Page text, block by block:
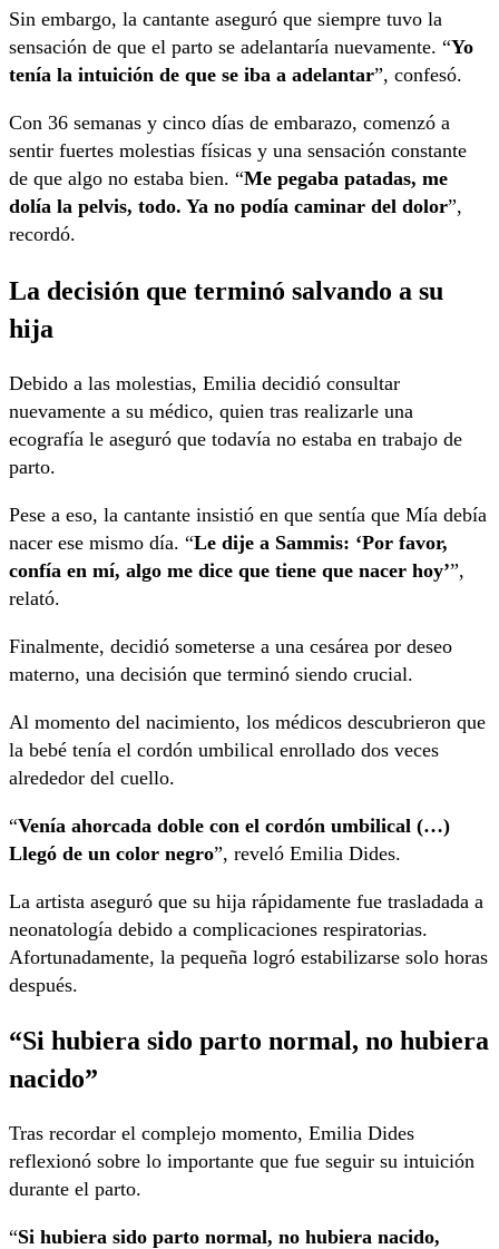
Sin embargo, la cantante aseguró que siempre tuvo la
sensación de que el parto se adelantaría nuevamente. “Yo
tenía la intuición de que se iba a adelantar”, confesó.
Con 36 semanas y cinco días de embarazo, comenzó a
sentir fuertes molestias físicas y una sensación constante
de que algo no estaba bien. “Me pegaba patadas, me
dolía la pelvis, todo. Ya no podía caminar del dolor”,
recordó.
La decisión que terminó salvando a su
hija
Debido a las molestias, Emilia decidió consultar
nuevamente a su médico, quien tras realizarle una
ecografía le aseguró que todavía no estaba en trabajo de
parto.
Pese a eso, la cantante insistió en que sentía que Mía debía
nacer ese mismo día. “Le dije a Sammis: ‘Por favor,
confía en mí, algo me dice que tiene que nacer hoy’”,
relató.
Finalmente, decidió someterse a una cesárea por deseo
materno, una decisión que terminó siendo crucial.
Al momento del nacimiento, los médicos descubrieron que
la bebé tenía el cordón umbilical enrollado dos veces
alrededor del cuello.
“Venía ahorcada doble con el cordón umbilical (…)
Llegó de un color negro”, reveló Emilia Dides.
La artista aseguró que su hija rápidamente fue trasladada a
neonatología debido a complicaciones respiratorias.
Afortunadamente, la pequeña logró estabilizarse solo horas
después.
“Si hubiera sido parto normal, no hubiera
nacido”
Tras recordar el complejo momento, Emilia Dides
reflexionó sobre lo importante que fue seguir su intuición
durante el parto.
“Si hubiera sido parto normal, no hubiera nacido,